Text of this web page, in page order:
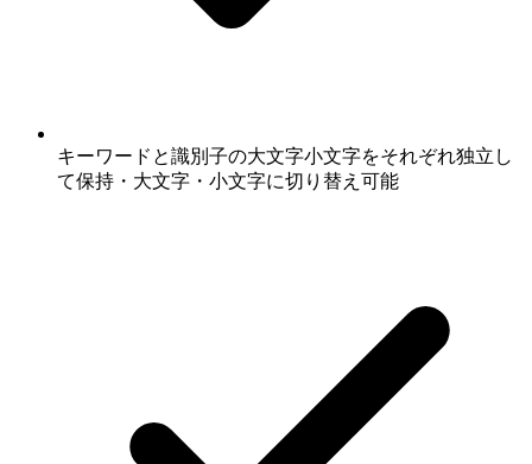
キーワードと識別子の大文字小文字をそれぞれ独立し
て保持・大文字・小文字に切り替え可能